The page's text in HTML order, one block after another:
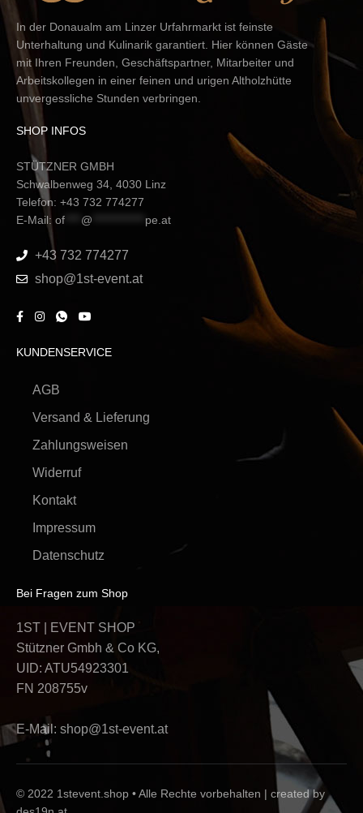
In der Donaualm am Linzer Urfahrmarkt ist feinste
Unterhaltung und Kulinarik garantiert. Hier können Gäste
mit Ihren Freunden, Geschäftspartner, Mitarbeiter und
Arbeitskollegen in einer feinen und urigen Altholzhütte
unvergessliche Stunden verbringen.
SHOP INFOS
STÜTZNER GMBH
Schwalbenweg 34, 4030 Linz
Telefon: +43 732 774277
E-Mail:of @ pe.at
+43 732 774277
shop@1st-event.at
KUNDENSERVICE
AGB
Versand & Lieferung
Zahlungsweisen
Widerruf
Kontakt
Impressum
Datenschutz
Bei Fragen zum Shop
1ST | EVENT SHOP
Stützner Gmbh & Co KG,
UID: ATU54923301
FN 208755v
E-Mail:shop@1st-event.at
© 2022 1stevent.shop • Alle Rechte vorbehalten |created by